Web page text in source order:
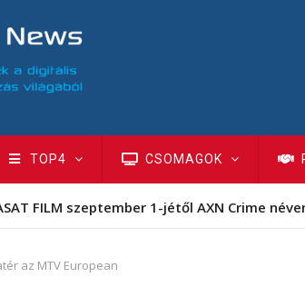
TOP4 CSOMAGOK
FILM szeptember 1-jétől AXN Crime
az MTV European